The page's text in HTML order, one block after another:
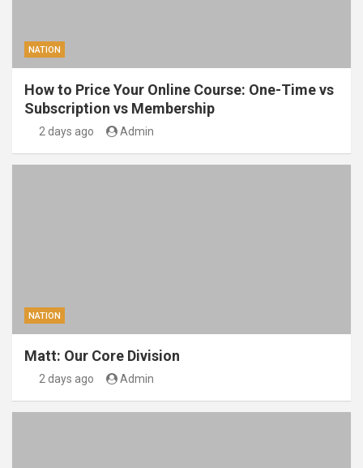
NATION
How to Price Your Online Course: One-Time vs
Subscription vs Membership
2 days ago Admin
NATION
Matt: Our Core Division
2 days ago Admin